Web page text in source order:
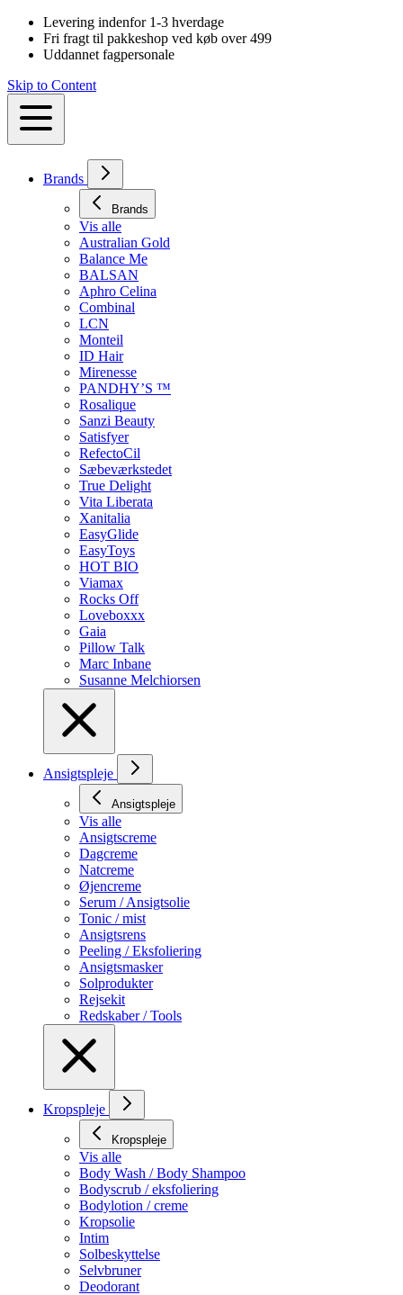
Levering indenfor 1-3 hverdage
Fri fragt til pakkeshop ved køb over 499
Uddannet fagpersonale
Skip to Content
Brands
Brands
Vis alle
Australian Gold
Balance Me
BALSAN
Aphro Celina
Combinal
LCN
Monteil
ID Hair
Mirenesse
PANDHY’S ™
Rosalique
Sanzi Beauty
Satisfyer
RefectoCil
Sæbeværkstedet
True Delight
Vita Liberata
Xanitalia
EasyGlide
EasyToys
HOT BIO
Viamax
Rocks Off
Loveboxxx
Gaia
Pillow Talk
Marc Inbane
Susanne Melchiorsen
Ansigtspleje
Ansigtspleje
Vis alle
Ansigtscreme
Dagcreme
Natcreme
Øjencreme
Serum / Ansigtsolie
Tonic / mist
Ansigtsrens
Peeling / Eksfoliering
Ansigtsmasker
Solprodukter
Rejsekit
Redskaber / Tools
Kropspleje
Kropspleje
Vis alle
Body Wash / Body Shampoo
Bodyscrub / eksfoliering
Bodylotion / creme
Kropsolie
Intim
Solbeskyttelse
Selvbruner
Deodorant